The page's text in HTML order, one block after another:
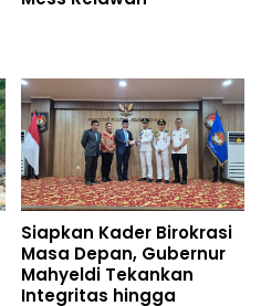
Siapkan Kader Birokrasi
Masa Depan, Gubernur
Mahyeldi Tekankan
Integritas hingga